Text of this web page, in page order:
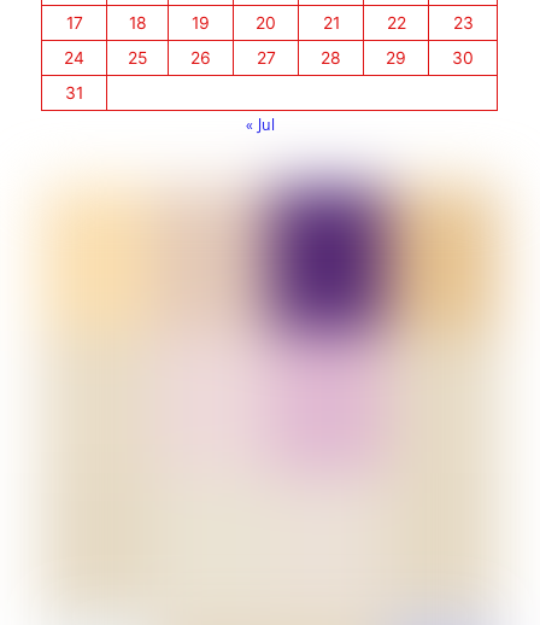
17
18 19 20 21 22
23
24
25 26 27 28 29
30
31
« Jul